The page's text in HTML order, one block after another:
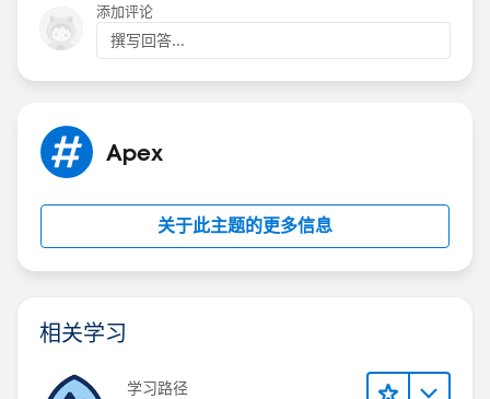
添加评论
撰写回答...
Apex
关于此主题的更多信息
相关学习
学习路径